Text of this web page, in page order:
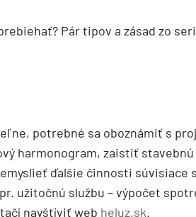
Pár tipov a zásad zo
potrebné sa oboznámiť s
harmonogram, zaistiť
ďalšie činnosti súvisiace
užitočnú službu – výpočet
navštíviť web heluz.sk.